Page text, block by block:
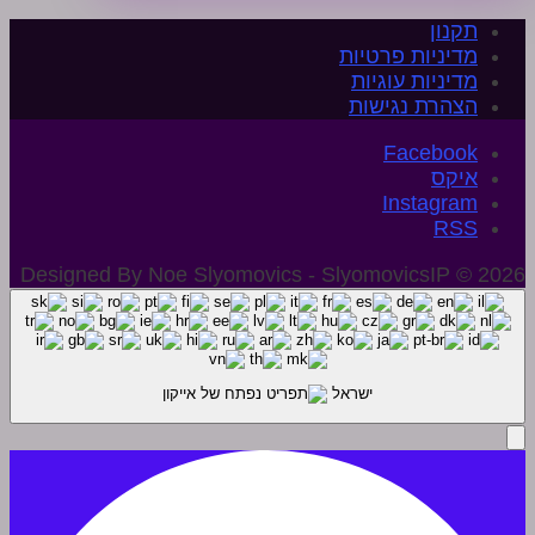
תקנון
מדיניות פרטיות
מדיניות עוגיות
הצהרת נגישות
איקס
Instagram
Designed By Noe Slyomovics - SlyomovicsIP © 2026
ישראל